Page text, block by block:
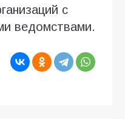
с
ведомствами.